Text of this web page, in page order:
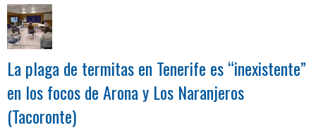
La plaga de termitas en Tenerife es “inexistente”
en los focos de Arona y Los Naranjeros
(Tacoronte)